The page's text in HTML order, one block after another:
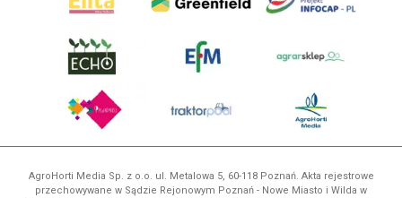
AgroHorti Media Sp. z o.o. ul. Metalowa 5, 60-118 Poznań. Akta rejestrowe
przechowywane w Sądzie Rejonowym Poznań - Nowe Miasto i Wilda w